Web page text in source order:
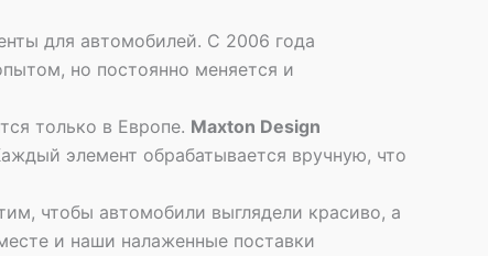
для автомобилей. С 2006 года
но постоянно меняется и
только в Европе. Maxton Design
элемент обрабатывается вручную, что
чтобы автомобили выглядели красиво, а
и наши налаженные поставки